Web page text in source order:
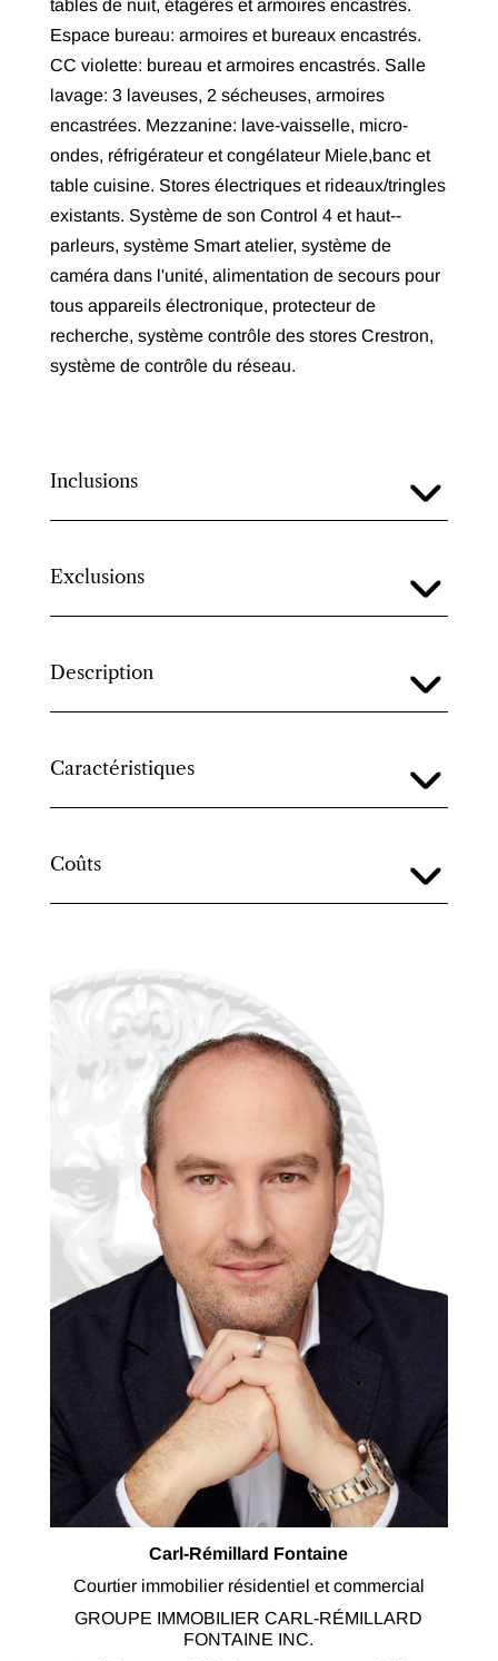
tables de nuit, étagères et armoires encastrés.
Espace bureau: armoires et bureaux encastrés.
CC violette: bureau et armoires encastrés. Salle
lavage: 3 laveuses, 2 sécheuses, armoires
encastrées. Mezzanine: lave-vaisselle, micro-
ondes, réfrigérateur et congélateur Miele,banc et
table cuisine. Stores électriques et rideaux/tringles
existants. Système de son Control 4 et haut--
parleurs, système Smart atelier, système de
caméra dans l'unité, alimentation de secours pour
tous appareils électronique, protecteur de
recherche, système contrôle des stores Crestron,
système de contrôle du réseau.
Inclusions
Exclusions
Description
Caractéristiques
Coûts
Carl-Rémillard Fontaine
Courtier immobilier résidentiel et commercial
GROUPE IMMOBILIER CARL-RÉMILLARD
FONTAINE INC.